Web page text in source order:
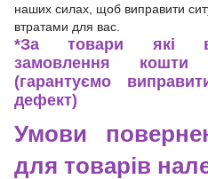
наших силах, щоб виправити
втратами для вас.
*За товари які
замовлення кошти
(гарантуємо
дефект)
Умови
для товарів